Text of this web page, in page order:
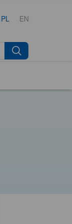
PL EN